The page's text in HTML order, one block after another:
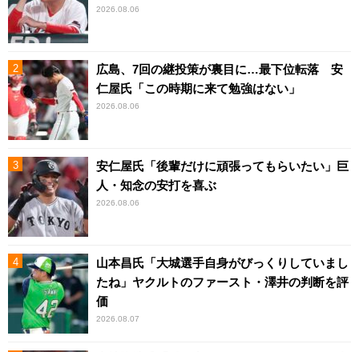
2026.08.06
広島、7回の継投策が裏目に…最下位転落 安
仁屋氏「この時期に来て勉強はない」
2026.08.06
安仁屋氏「後輩だけに頑張ってもらいたい」巨
人・知念の安打を喜ぶ
2026.08.06
山本昌氏「大城選手自身がびっくりしていまし
たね」ヤクルトのファースト・澤井の判断を評
価
2026.08.07